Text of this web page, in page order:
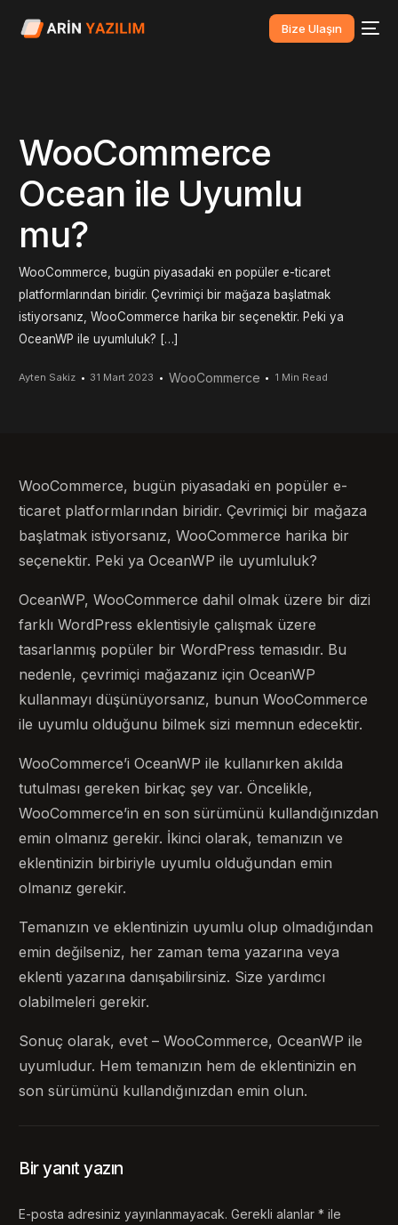
Bize Ulaşın
WooCommerce
Ocean ile Uyumlu
mu?
WooCommerce, bugün piyasadaki en popüler e-ticaret
platformlarından biridir. Çevrimiçi bir mağaza başlatmak
istiyorsanız, WooCommerce harika bir seçenektir. Peki ya
OceanWP ile uyumluluk? […]
Ayten Sakiz 31 Mart 2023 WooCommerce 1 Min Read
WooCommerce, bugün piyasadaki en popüler e-
ticaret platformlarından biridir. Çevrimiçi bir mağaza
başlatmak istiyorsanız, WooCommerce harika bir
seçenektir. Peki ya OceanWP ile uyumluluk?
OceanWP, WooCommerce dahil olmak üzere bir dizi
farklı WordPress eklentisiyle çalışmak üzere
tasarlanmış popüler bir WordPress temasıdır. Bu
nedenle, çevrimiçi mağazanız için OceanWP
kullanmayı düşünüyorsanız, bunun WooCommerce
ile uyumlu olduğunu bilmek sizi memnun edecektir.
WooCommerce’i OceanWP ile kullanırken akılda
tutulması gereken birkaç şey var. Öncelikle,
WooCommerce’in en son sürümünü kullandığınızdan
emin olmanız gerekir. İkinci olarak, temanızın ve
eklentinizin birbiriyle uyumlu olduğundan emin
olmanız gerekir.
Temanızın ve eklentinizin uyumlu olup olmadığından
emin değilseniz, her zaman tema yazarına veya
eklenti yazarına danışabilirsiniz. Size yardımcı
olabilmeleri gerekir.
Sonuç olarak, evet – WooCommerce, OceanWP ile
uyumludur. Hem temanızın hem de eklentinizin en
son sürümünü kullandığınızdan emin olun.
Bir yanıt yazın
E-posta adresiniz yayınlanmayacak. Gerekli alanlar* ile